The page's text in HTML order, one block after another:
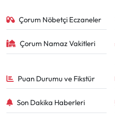
Çorum Nöbetçi Eczaneler
Çorum Namaz Vakitleri
Puan Durumu ve Fikstür
Son Dakika Haberleri